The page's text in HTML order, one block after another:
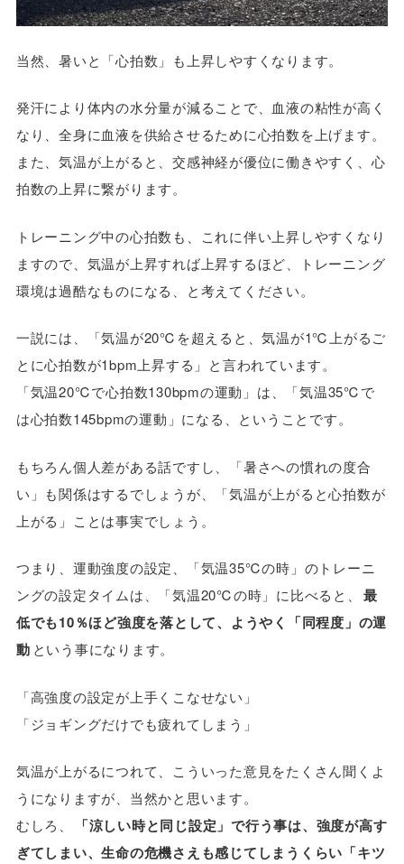
当然、暑いと「心拍数」も上昇しやすくなります。
発汗により体内の水分量が減ることで、血液の粘性が高く
なり、全身に血液を供給させるために心拍数を上げます。
また、気温が上がると、交感神経が優位に働きやすく、心
拍数の上昇に繋がります。
トレーニング中の心拍数も、これに伴い上昇しやすくなり
ますので、気温が上昇すれば上昇するほど、トレーニング
環境は過酷なものになる、と考えてください。
一説には、「気温が20℃を超えると、気温が1℃上がるご
とに心拍数が1bpm上昇する」と言われています。
「気温20℃で心拍数130bpmの運動」は、「気温35℃で
は心拍数145bpmの運動」になる、ということです。
もちろん個人差がある話ですし、「暑さへの慣れの度合
い」も関係はするでしょうが、「気温が上がると心拍数が
上がる」ことは事実でしょう。
つまり、運動強度の設定、「気温35℃の時」のトレーニ
ングの設定タイムは、「気温20℃の時」に比べると、
最
低でも10％ほど強度を落として、ようやく「同程度」の運
動 という事になります。
「高強度の設定が上手くこなせない」
「ジョギングだけでも疲れてしまう」
気温が上がるにつれて、こういった意見をたくさん聞くよ
うになりますが、当然かと思います。
むしろ、
「涼しい時と同じ設定」で行う事は、強度が高す
ぎてしまい、生命の危機さえも感じてしまうくらい「キツ